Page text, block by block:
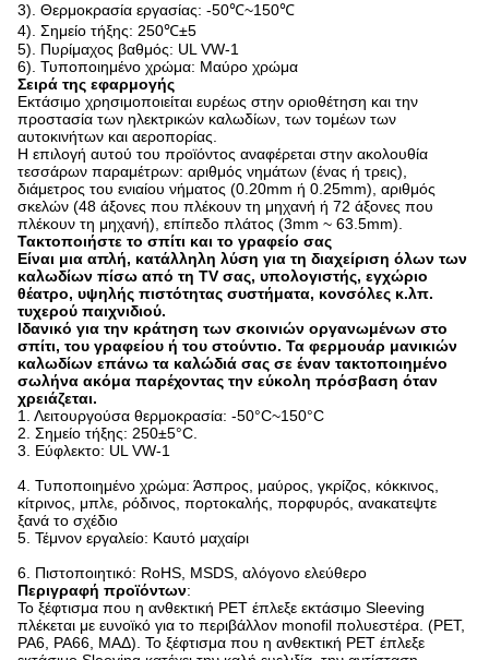
3). Θερμοκρασία εργασίας: -50℃~150℃
4). Σημείο τήξης: 250℃±5
5). Πυρίμαχος βαθμός: UL VW-1
6). Τυποποιημένο χρώμα: Μαύρο χρώμα
Σειρά της εφαρμογής
Εκτάσιμο χρησιμοποιείται ευρέως στην οριοθέτηση και την
προστασία των ηλεκτρικών καλωδίων, των τομέων των
αυτοκινήτων και αεροπορίας.
Η επιλογή αυτού του προϊόντος αναφέρεται στην ακολουθία
τεσσάρων παραμέτρων: αριθμός νημάτων (ένας ή τρεις),
διάμετρος του ενιαίου νήματος (0.20mm ή 0.25mm), αριθμός
σκελών (48 άξονες που πλέκουν τη μηχανή ή 72 άξονες που
πλέκουν τη μηχανή), επίπεδο πλάτος (3mm ~ 63.5mm).
Τακτοποιήστε το σπίτι και το γραφείο σας
Είναι μια απλή, κατάλληλη λύση για τη διαχείριση όλων των
καλωδίων πίσω από τη TV σας, υπολογιστής, εγχώριο
θέατρο, υψηλής πιστότητας συστήματα, κονσόλες κ.λπ.
τυχερού παιχνιδιού.
Ιδανικό για την κράτηση των σκοινιών οργανωμένων στο
σπίτι, του γραφείου ή του στούντιο. Τα φερμουάρ μανικιών
καλωδίων επάνω τα καλώδιά σας σε έναν τακτοποιημένο
σωλήνα ακόμα παρέχοντας την εύκολη πρόσβαση όταν
χρειάζεται.
1. Λειτουργούσα θερμοκρασία: -50°C~150°C
2. Σημείο τήξης: 250±5°C.
3. Εύφλεκτο: UL VW-1
4. Τυποποιημένο χρώμα: Άσπρος, μαύρος, γκρίζος, κόκκινος,
κίτρινος, μπλε, ρόδινος, πορτοκαλής, πορφυρός, ανακατεψτε
ξανά το σχέδιο
5. Τέμνον εργαλείο: Καυτό μαχαίρι
6. Πιστοποιητικό: RoHS, MSDS, αλόγονο ελεύθερο
Περιγραφή προϊόντων:
Το ξέφτισμα που η ανθεκτική PET έπλεξε εκτάσιμο Sleeving
πλέκεται με ευνοϊκό για το περιβάλλον monofil πολυεστέρα. (PET,
PA6, PA66, ΜΑΔ). Το ξέφτισμα που η ανθεκτική PET έπλεξε